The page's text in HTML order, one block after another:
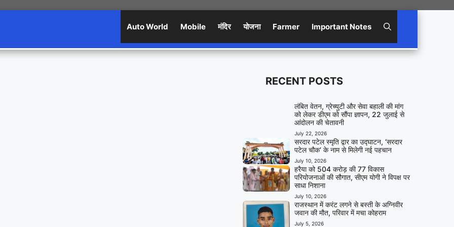
Auto World Mobile मंदिर योजना Farmer Important Notes
RECENT POSTS
लंबित वेतन, ग्रेच्युटी और सेवा बहाली की मांग
को लेकर डीएम को सौंपा ज्ञापन, 22 जुलाई से
आंदोलन की चेतावनी
July 22, 2026
सरदार पटेल स्मृति द्वार का उद्घाटन, ‘सरदार
पटेल चौक’ के नाम से मिलेगी नई पहचान
July 10, 2026
हरैया को 504 करोड़ की 77 विकास
परियोजनाओं की सौगात, सीएम योगी ने विपक्ष पर
साधा निशाना
July 10, 2026
राजस्थान में करंट लगने से बस्ती के अग्निवीर
जवान की मौत, परिवार में मचा कोहराम
July 5, 2026